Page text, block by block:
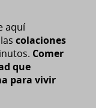
aquí
colaciones
Comer
que
para vivir